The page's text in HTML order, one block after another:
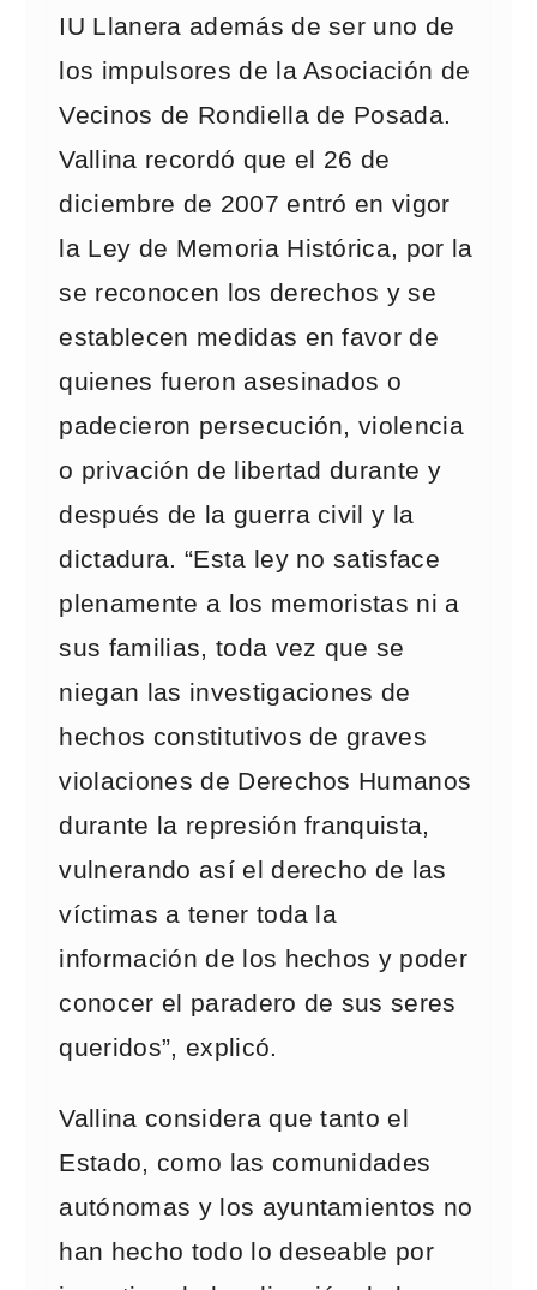
IU Llanera además de ser uno de
los impulsores de la Asociación de
Vecinos de Rondiella de Posada.
Vallina recordó que el 26 de
diciembre de 2007 entró en vigor
la Ley de Memoria Histórica, por la
se reconocen los derechos y se
establecen medidas en favor de
quienes fueron asesinados o
padecieron persecución, violencia
o privación de libertad durante y
después de la guerra civil y la
dictadura. “Esta ley no satisface
plenamente a los memoristas ni a
sus familias, toda vez que se
niegan las investigaciones de
hechos constitutivos de graves
violaciones de Derechos Humanos
durante la represión franquista,
vulnerando así el derecho de las
víctimas a tener toda la
información de los hechos y poder
conocer el paradero de sus seres
queridos”, explicó.
Vallina considera que tanto el
Estado, como las comunidades
autónomas y los ayuntamientos no
han hecho todo lo deseable por